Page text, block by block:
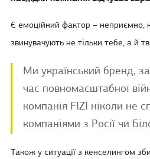
Є емоційний фактор – неприємно,
звинувачують не тільки тебе, а й
Ми український бренд,
час повномасштабної
компанія FIZI ніколи не
компаніями з Росії чи
Також у ситуації з кенселингом